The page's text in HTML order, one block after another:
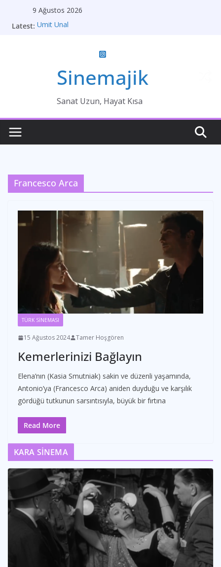
9 Ağustos 2026
Latest: Ümit Ünal
Kırık Bir Aşk Hikayesi
Sinemajik
Sanat Uzun, Hayat Kısa
Francesco Arca
TÜRK SİNEMASI
15 Ağustos 2024 Tamer Hoşgören
Kemerlerinizi Bağlayın
Elena’nın (Kasia Smutniak) sakin ve düzenli yaşamında,
Antonio’ya (Francesco Arca) aniden duyduğu ve karşılık
gördüğü tutkunun sarsıntısıyla, büyük bir fırtına
Read More
KARA SİNEMA